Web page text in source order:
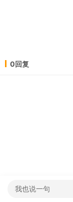
0回复
我也说一句